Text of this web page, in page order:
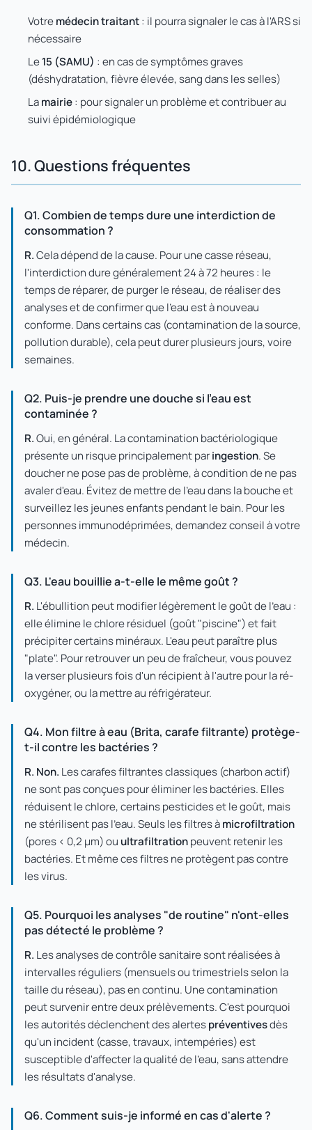
Votremédecin traitant: il pourra signaler le cas à l'ARS si
nécessaire
Le15 (SAMU) : en cas de symptômes graves
(déshydratation, fièvre élevée, sang dans les selles)
Lamairie: pour signaler un problème et contribuer au
suivi épidémiologique
10. Questions fréquentes
Q1. Combien de temps dure une interdiction de
consommation ?
R.Cela dépend de la cause. Pour une casse réseau,
l'interdiction dure généralement 24 à 72 heures : le
temps de réparer, de purger le réseau, de réaliser des
analyses et de confirmer que l'eau est à nouveau
conforme. Dans certains cas (contamination de la source,
pollution durable), cela peut durer plusieurs jours, voire
semaines.
Q2. Puis-je prendre une douche si l'eau est
contaminée ?
R.Oui, en général. La contamination bactériologique
présente un risque principalement paringestion. Se
doucher ne pose pas de problème, à condition de ne pas
avaler d'eau. Évitez de mettre de l'eau dans la bouche et
surveillez les jeunes enfants pendant le bain. Pour les
personnes immunodéprimées, demandez conseil à votre
médecin.
Q3. L'eau bouillie a-t-elle le même goût ?
R. L'ébullition peut modifier légèrement le goût de l'eau :
elle élimine le chlore résiduel (goût "piscine") et fait
précipiter certains minéraux. L'eau peut paraître plus
"plate". Pour retrouver un peu de fraîcheur, vous pouvez
la verser plusieurs fois d'un récipient à l'autre pour la ré-
oxygéner, ou la mettre au réfrigérateur.
Q4. Mon filtre à eau (Brita, carafe filtrante) protège-
t-il contre les bactéries ?
R. Non. Les carafes filtrantes classiques (charbon actif)
ne sont pas conçues pour éliminer les bactéries. Elles
réduisent le chlore, certains pesticides et le goût, mais
ne stérilisent pas l'eau. Seuls les filtres àmicrofiltration
(pores < 0,2 µm) ou ultrafiltrationpeuvent retenir les
bactéries. Et même ces filtres ne protègent pas contre
les virus.
Q5. Pourquoi les analyses "de routine" n'ont-elles
pas détecté le problème ?
R. Les analyses de contrôle sanitaire sont réalisées à
intervalles réguliers (mensuels ou trimestriels selon la
taille du réseau), pas en continu. Une contamination
peut survenir entre deux prélèvements. C'est pourquoi
les autorités déclenchent des alertespréventivesdès
qu'un incident (casse, travaux, intempéries) est
susceptible d'affecter la qualité de l'eau, sans attendre
les résultats d'analyse.
Q6. Comment suis-je informé en cas d'alerte ?